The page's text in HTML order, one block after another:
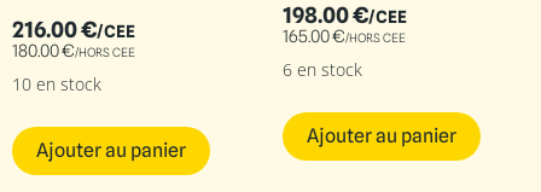
216.00€/CEE
180.00€/HORS CEE
10 en stock
Ajouter au panier
198.00€/CEE
165.00€/HORS CEE
6 en stock
Ajouter au panier